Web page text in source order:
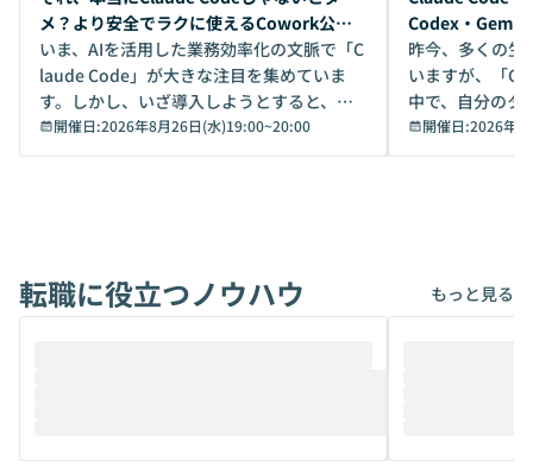
メ？より安全でラクに使えるCowork公開
デモ
いま、AIを活用した業務効率化の文脈で「C
laude Code」が大きな注目を集めていま
す。しかし、いざ導入しようとすると、セ
キュリティ面の懸念や権限管理のハードル
から、気軽に使えないケースも多いのでは
けでなく、想像以上の範囲まで自動化でき
ることは、まだあまり知られていません。
メルカリでの判断基準をもとに「なぜClau
開催日:2026年8月26日(水)19:00~20:00
Codex・
昨今、多くの生
いますが、「
中で、自分のタ
いいのか」を自
か？ 「なんとなく誰かが良いと言っていた
は、評判では
ているAIを選ぶこ
それぞれの本当
開催日:2026年8
転職に役立つノウハウ もっと見る